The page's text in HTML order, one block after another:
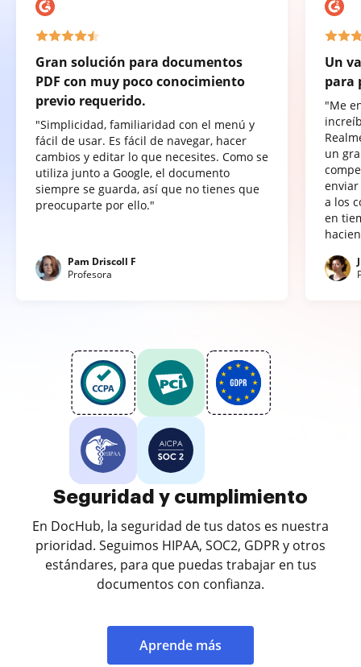
Gran solución para documentos
PDF con muy poco conocimiento
previo requerido.
"Simplicidad, familiaridad con el menú y
fácil de usar. Es fácil de navegar, hacer
cambios y editar lo que necesites. Como se
utiliza junto a Google, el documento
siempre se guarda, así que no tienes que
preocuparte por ello."
Pam Driscoll F
Profesora
Un
para
"Me
un
a los
en
Seguridad y cumplimiento
En DocHub, la seguridad de tus datos es nuestra
prioridad. Seguimos HIPAA, SOC2, GDPR y otros
estándares, para que puedas trabajar en tus
documentos con confianza.
Aprende más